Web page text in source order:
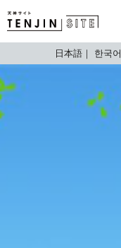
TENJIN SITE
日本語 한국어